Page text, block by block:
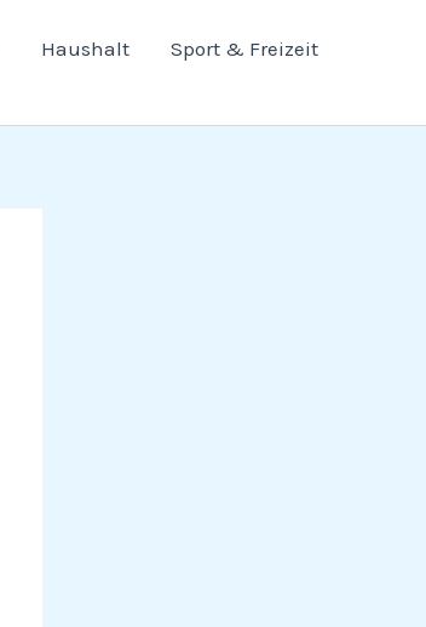
Haushalt Sport & Freizeit